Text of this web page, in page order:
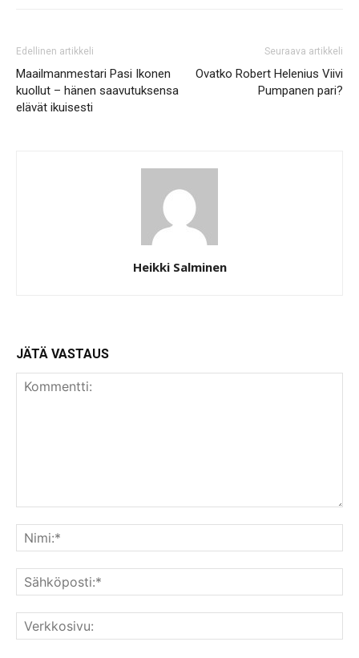
Edellinen artikkeli
Maailmanmestari Pasi Ikonen
kuollut – hänen saavutuksensa
elävät ikuisesti
Seuraava artikkeli
Ovatko Robert Helenius Viivi
Pumpanen pari?
Heikki Salminen
JÄTÄ VASTAUS